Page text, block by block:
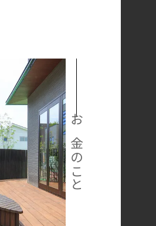
お金のこと